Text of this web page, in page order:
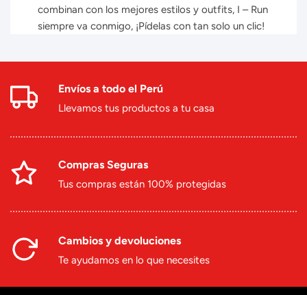
combinan con los mejores estilos y outfits, I – Run
siempre va conmigo, ¡Pídelas con tan solo un clic!
Envíos a todo el Perú
Llevamos tus productos a tu casa
Compras Seguras
Tus compras están 100% protegidas
Cambios y devoluciones
Te ayudamos en lo que necesites